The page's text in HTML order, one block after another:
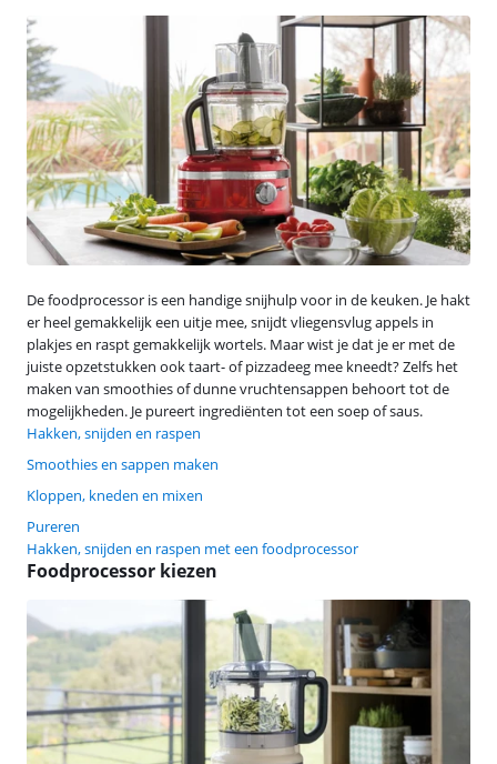
De foodprocessor is een handige snijhulp voor in de keuken. Je hakt
er heel gemakkelijk een uitje mee, snijdt vliegensvlug appels in
plakjes en raspt gemakkelijk wortels. Maar wist je dat je er met de
juiste opzetstukken ook taart- of pizzadeeg mee kneedt? Zelfs het
maken van smoothies of dunne vruchtensappen behoort tot de
mogelijkheden. Je pureert ingrediënten tot een soep of saus.
Hakken, snijden en raspen
Smoothies en sappen maken
Kloppen, kneden en mixen
Pureren
Hakken, snijden en raspen met een foodprocessor
Foodprocessor kiezen